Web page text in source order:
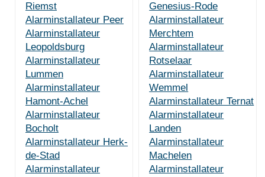
Riemst
Alarminstallateur Peer
Alarminstallateur
Leopoldsburg
Alarminstallateur
Lummen
Alarminstallateur
Hamont-Achel
Alarminstallateur
Bocholt
Alarminstallateur Herk-
de-Stad
Alarminstallateur
Genesius-Rode
Alarminstallateur
Merchtem
Alarminstallateur
Rotselaar
Alarminstallateur
Wemmel
Alarminstallateur Ternat
Alarminstallateur
Landen
Alarminstallateur
Machelen
Alarminstallateur